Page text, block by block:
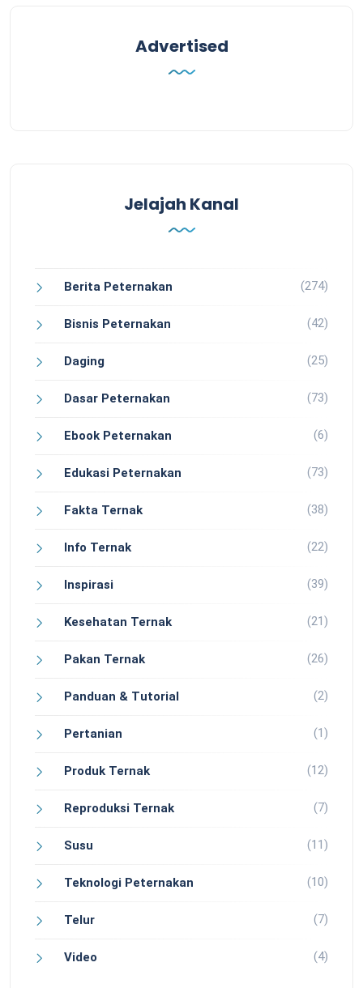
Advertised
Jelajah Kanal
Berita Peternakan (274)
Bisnis Peternakan (42)
Daging (25)
Dasar Peternakan (73)
Ebook Peternakan (6)
Edukasi Peternakan (73)
Fakta Ternak (38)
Info Ternak (22)
Inspirasi (39)
Kesehatan Ternak (21)
Pakan Ternak (26)
Panduan & Tutorial (2)
Pertanian (1)
Produk Ternak (12)
Reproduksi Ternak (7)
Susu (11)
Teknologi Peternakan (10)
Telur (7)
Video (4)